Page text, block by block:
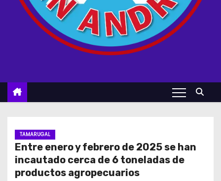
TAMARUGAL
Entre enero y febrero de 2025 se han
incautado cerca de 6 toneladas de
productos agropecuarios